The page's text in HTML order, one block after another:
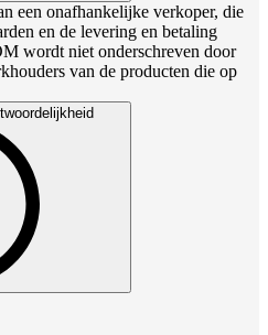
een onafhankelijke verkoper, die
en de levering en betaling
wordt niet onderschreven door
van de producten die op